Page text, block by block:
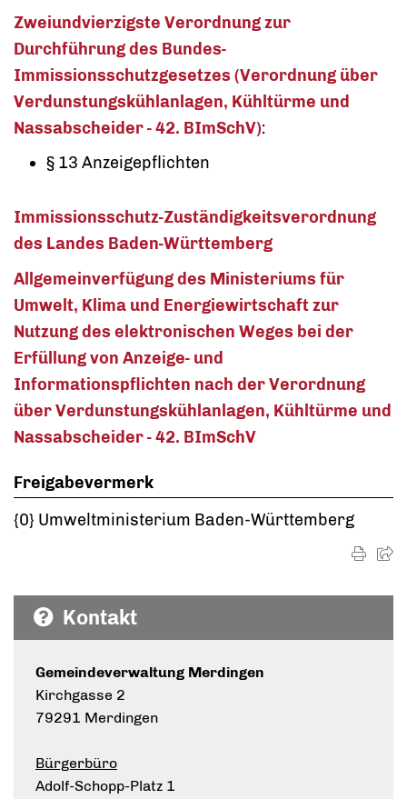
Zweiundvierzigste Verordnung zur
Durchführung des Bundes-
Immissionsschutzgesetzes (Verordnung über
Verdunstungskühlanlagen, Kühltürme und
Nassabscheider - 42. BImSchV):
§ 13 Anzeigepflichten
Immissionsschutz-Zuständigkeitsverordnung
des Landes Baden-Württemberg
Allgemeinverfügung des Ministeriums für
Umwelt, Klima und Energiewirtschaft zur
Nutzung des elektronischen Weges bei der
Erfüllung von Anzeige- und
Informationspflichten nach der Verordnung
über Verdunstungskühlanlagen, Kühltürme und
Nassabscheider - 42. BImSchV
Freigabevermerk
{0} Umweltministerium Baden-Württemberg
Kontakt
Gemeindeverwaltung Merdingen
Kirchgasse 2
79291 Merdingen
Bürgerbüro
Adolf-Schopp-Platz 1